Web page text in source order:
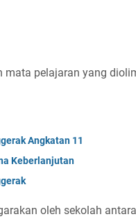
mata pelajaran yang
Angkatan 11
Keberlanjutan
oleh sekolah